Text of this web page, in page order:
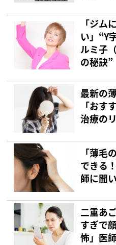
「ジム
い」“Y
ルミ子
の秘訣”
最新の
「おす
治療の
「薄毛
できる
師に聞
二重あ
すぎで
怖」医